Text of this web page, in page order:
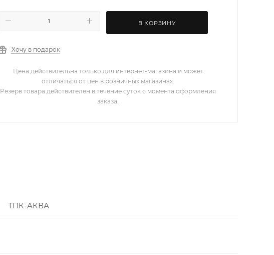
В КОРЗИНУ
Хочу в подарок
Цена действительна только для интернет-магазина и может
отличаться от цен в розничных магазинах.
Резерв товара действителен в течение суток с момента оформления
заказа.
ТПК-АКВА